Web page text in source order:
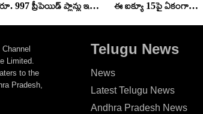
రూ. 997 ప్రీపెయిడ్ ప్లాన్లు ఇవే..
ఈ ఐక్యూ 15పై ఏకంగా
Limited.
to the
Pradesh,
Telugu News
News
Latest Telugu News
Andhra Pradesh News